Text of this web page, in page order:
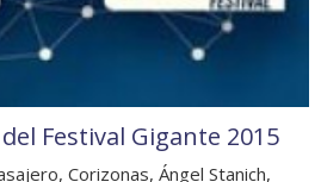
Festival Gigante 2015
Corizonas, Ángel Stanich,